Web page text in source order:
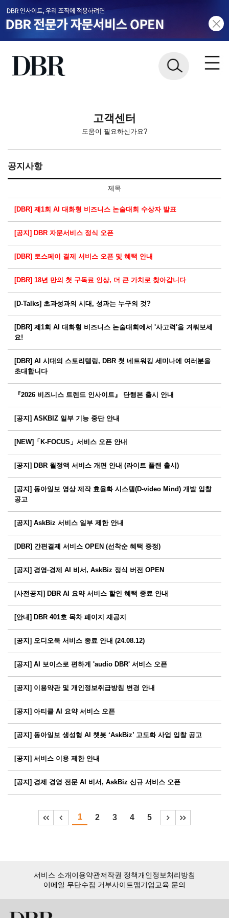
고객센터
도움이 필요하신가요?
공지사항
제목
[DBR] 제1회 AI 대화형 비즈니스 논술대회 수상자 발표
[공지] DBR 자문서비스 정식 오픈
[DBR] 토스페이 결제 서비스 오픈 및 혜택 안내
[DBR] 18년 만의 첫 구독료 인상, 더 큰 가치로 찾아갑니다
[D-Talks] 초과성과의 시대, 성과는 누구의 것?
[DBR] 제1회 AI 대화형 비즈니스 논술대회에서 '사고력'을 겨뤄보세
요!
[DBR] AI 시대의 스토리텔링, DBR 첫 네트워킹 세미나에 여러분을
초대합니다
『2026 비즈니스 트렌드 인사이트』 단행본 출시 안내
[공지] ASKBIZ 일부 기능 중단 안내
[NEW]「K-FOCUS」서비스 오픈 안내
[공지] DBR 월정액 서비스 개편 안내 (라이트 플랜 출시)
[공지] 동아일보 영상 제작 효율화 시스템(D-video Mind) 개발 입찰
공고
[공지] AskBiz 서비스 일부 제한 안내
[DBR] 간편결제 서비스 OPEN (선착순 혜택 증정)
[공지] 경영·경제 AI 비서, AskBiz 정식 버전 OPEN
[사전공지] DBR AI 요약 서비스 할인 혜택 종료 안내
[안내] DBR 401호 목차 페이지 재공지
[공지] 오디오북 서비스 종료 안내 (24.08.12)
[공지] AI 보이스로 편하게 'audio DBR' 서비스 오픈
[공지] 이용약관 및 개인정보취급방침 변경 안내
[공지] 아티클 AI 요약 서비스 오픈
[공지] 동아일보 생성형 AI 챗봇 ‘AskBiz’ 고도화 사업 입찰 공고
[공지] 서비스 이용 제한 안내
[공지] 경제 경영 전문 AI 비서, AskBiz 신규 서비스 오픈
1 2 3 4 5
서비스 소개이용약관저작권 정책개인정보처리방침
이메일 무단수집 거부사이트맵기업교육 문의